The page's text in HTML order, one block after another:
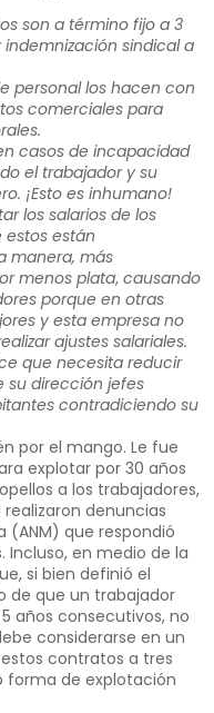
son a término fijo a 3
sindical a
personal los hacen con
comerciales para
casos de incapacidad
el trabajador y su
¡Esto es inhumano!
los salarios de los
estos están
manera, más
menos plata, causando
porque en otras
y esta empresa no
ajustes salariales.
que necesita reducir
su dirección jefes
contradiciendo su
por el mango. Le fue
explotar por 30 años
a los trabajadores,
denuncias
(ANM) que respondió
Incluso, en medio de la
si bien definió el
de que un trabajador
años consecutivos, no
considerarse en un
contratos a tres
forma de explotación